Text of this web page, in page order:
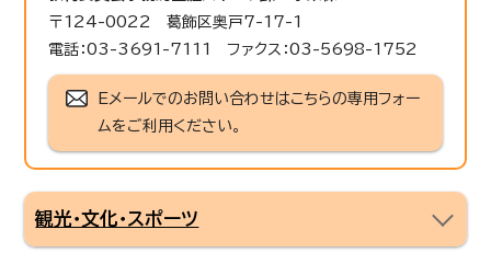
〒124-0022 葛飾区奥戸7-17-1
電話：03-3691-7111 ファクス：03-5698-1752
Eメールでのお問い合わせはこちらの専用フォー
ムをご利用ください。
観光・文化・スポーツ